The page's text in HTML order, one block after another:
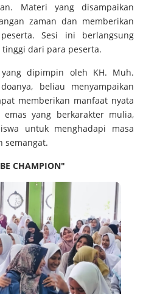
Materi yang disampaikan
zaman dan memberikan
Sesi ini berlangsung
dari para peserta.
dipimpin oleh KH. Muh.
beliau menyampaikan
memberikan manfaat nyata
yang berkarakter mulia,
untuk menghadapi masa
semangat.
CHAMPION"